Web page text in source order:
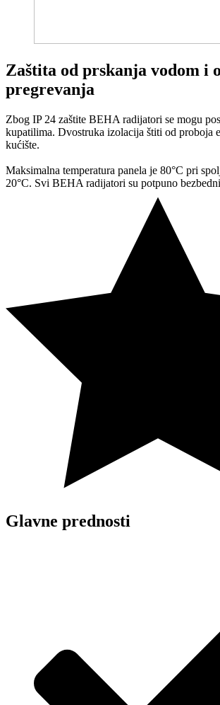
Zaštita od prskanja vodom i
pregrevanja
Zbog IP 24 zaštite BEHA radijatori se mogu
kupatilima. Dvostruka izolacija štiti od proboja
kućište.
Maksimalna temperatura panela je 80°C pri
20°C. Svi BEHA radijatori su potpuno
Glavne prednosti